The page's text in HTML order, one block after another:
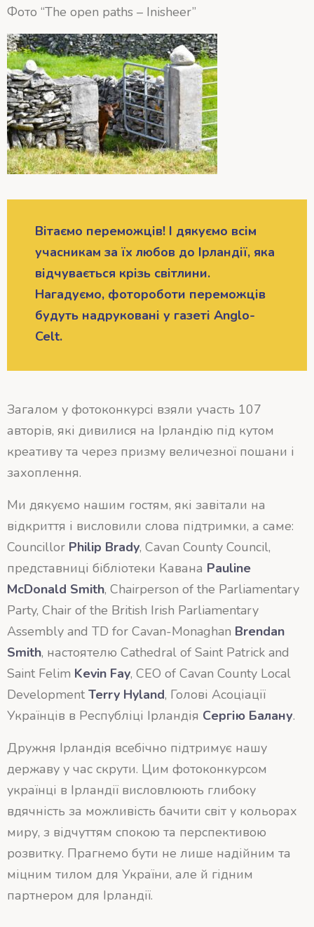
Фото “The open paths – Inisheer”
Вітаємо переможців! І дякуємо всім
учасникам за їх любов до Ірландії, яка
відчувається крізь світлини.
Нагадуємо, фотороботи переможців
будуть надруковані у газеті Anglo-
Celt.
Загалом у фотоконкурсі взяли участь 107
авторів, які дивилися на Ірландію під кутом
креативу та через призму величезної пошани і
захоплення.
Ми дякуємо нашим гостям, які завітали на
відкриття і висловили слова підтримки, а саме:
Councillor Philip Brady, Cavan County Council,
представниці бібліотеки Кавана Pauline
McDonald Smith, Chairperson of the Parliamentary
Party, Chair of the British Irish Parliamentary
Assembly and TD for Cavan-Monaghan Brendan
Smith, настоятелю Cathedral of Saint Patrick and
Saint Felim Kevin Fay, CEO of Cavan County Local
DevelopmentTerry Hyland, Голові Асоціації
Українців в Республіці Ірландія Сергію Балану.
Дружня Ірландія всебічно підтримує нашу
державу у час скрути. Цим фотоконкурсом
українці в Ірландії висловлюють глибоку
вдячність за можливість бачити світ у кольорах
миру, з відчуттям спокою та перспективою
розвитку. Прагнемо бути не лише надійним та
міцним тилом для України, але й гідним
партнером для Ірландії.